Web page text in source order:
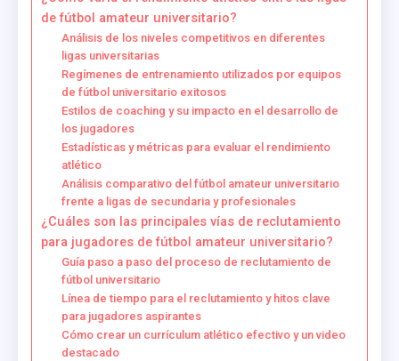
de fútbol amateur universitario?
Análisis de los niveles competitivos en diferentes
ligas universitarias
Regímenes de entrenamiento utilizados por equipos
de fútbol universitario exitosos
Estilos de coaching y su impacto en el desarrollo de
los jugadores
Estadísticas y métricas para evaluar el rendimiento
atlético
Análisis comparativo del fútbol amateur universitario
frente a ligas de secundaria y profesionales
¿Cuáles son las principales vías de reclutamiento
para jugadores de fútbol amateur universitario?
Guía paso a paso del proceso de reclutamiento de
fútbol universitario
Línea de tiempo para el reclutamiento y hitos clave
para jugadores aspirantes
Cómo crear un currículum atlético efectivo y un video
destacado